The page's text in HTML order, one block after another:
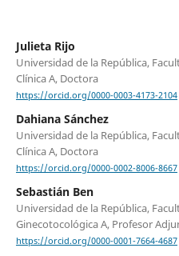
Julieta Rijo
Universidad de la República,
Clínica A, Doctora
https://orcid.org/0000-0003-4173-2104
Dahiana Sánchez
Universidad de la República,
Clínica A, Doctora
https://orcid.org/0000-0002-8006-8667
Sebastián Ben
Universidad de la República,
Ginecotocológica A, Profesor
https://orcid.org/0000-0001-7664-4687